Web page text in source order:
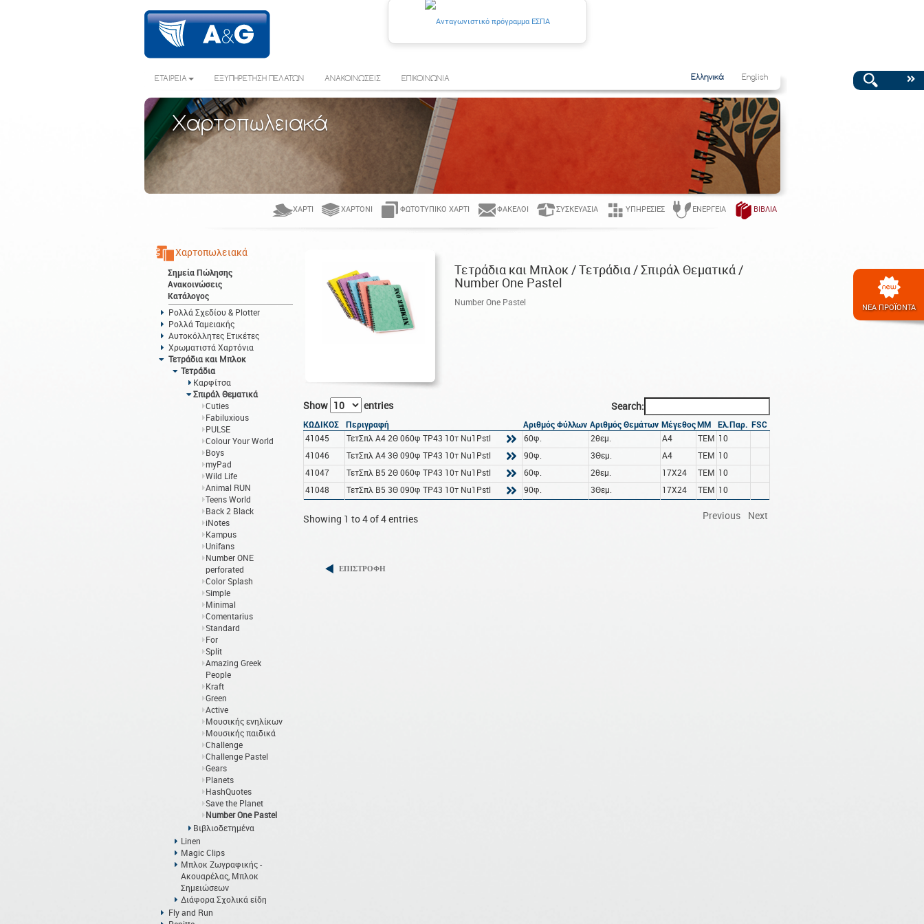
ΝΕΑ ΠΡΟΪΟΝΤΑ
ΕΤΑΙΡΕΙΑ ΕΞΥΠΗΡΕΤΗΣΗ ΠΕΛΑΤΩΝ ΑΝΑΚΟΙΝΩΣΕΙΣ ΕΠΙΚΟΙΝΩΝΙΑ Ελληνικά English
Χαρτοπωλειακά
ΧΑΡΤΊ ΧΑΡΤΌΝΙ ΦΩΤΟΤΥΠΙΚΌ ΧΑΡΤΊ ΦΆΚΕΛΟΙ ΣΥΣΚΕΥΑΣΊΑ ΥΠΗΡΕΣΊΕΣ ΕΝΈΡΓΕΙΑ ΒΙΒΛΊΑ
Χαρτοπωλειακά
Σημεία Πώλησης
Ανακοινώσεις
Κατάλογος
Ρολλά Σχεδίου & Plotter
Ρολλά Ταμειακής
Αυτοκόλλητες Ετικέτες
Χρωματιστά Χαρτόνια
Τετράδια και Μπλοκ
Τετράδια
Καρφίτσα
Σπιράλ Θεματικά
Cuties
Fabiluxious
PULSE
Colour Your World
Boys
myPad
Wild Life
Animal RUN
Teens World
Back 2 Black
iNotes
Kampus
Unifans
Number ONE
perforated
Color Splash
Simple
Minimal
Comentarius
Standard
For
Split
Amazing Greek
People
Kraft
Green
Active
Μουσικής ενηλίκων
Μουσικής παιδικά
Challenge
Challenge Pastel
Gears
Planets
HashQuotes
Save the Planet
Number One Pastel
Βιβλιοδετημένα
Linen
Magic Clips
Μπλοκ Ζωγραφικής -
Ακουαρέλας, Μπλοκ
Σημειώσεων
Διάφορα Σχολικά είδη
Fly and Run
Τετράδια και Μπλοκ / Τετράδια / Σπιράλ Θεματικά /
Number One Pastel
Number One Pastel
Show entries Search:
ΚΩΔΙΚΟΣ Περιγραφή Αριθμός Φύλλων Αριθμός Θεμάτων ΜέγεθοςΜΜ Ελ.Παρ. FSC
41045
ΤετΣπλ A4 2Θ 060φ TP43 10τ Nu1Pstl 60φ. 2θεμ. A4 ΤΕΜ 10
41046
ΤετΣπλ A4 3Θ 090φ TP43 10τ Nu1Pstl 90φ. 3Θεμ. A4 ΤΕΜ 10
41047
ΤετΣπλ B5 2Θ 060φ TP43 10τ Nu1Pstl 60φ. 2θεμ. 17X24 ΤΕΜ 10
41048
ΤετΣπλ B5 3Θ 090φ TP43 10τ Nu1Pstl 90φ. 3Θεμ. 17X24 ΤΕΜ 10
Showing 1 to 4 of 4 entries Previous Next
ΕΠΙΣΤΡΟΦΗ